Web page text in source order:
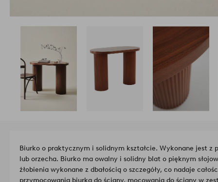
Biurko o praktycznym i solidnym kształcie. Wykonane jest z
lub orzecha. Biurko ma owalny i solidny blat o pięknym
żłobienia wykonane z dbałością o szczegóły, co nadaje
przymocowania biurka do ściany, mocowania do ściany w